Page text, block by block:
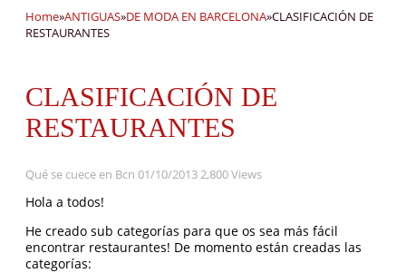
Home»ANTIGUAS»DE MODA EN BARCELONA»CLASIFICACIÓN DE
RESTAURANTES
CLASIFICACIÓN DE
RESTAURANTES
Qué se cuece en Bcn 01/10/20132,800 Views
Hola a todos!
He creado sub categorías para que os sea más fácil
encontrar restaurantes! De momento están creadas las
categorías: